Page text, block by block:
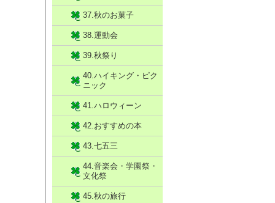
37.秋のお菓子
38.運動会
39.秋祭り
40.ハイキング・ピク
ニック
41.ハロウィーン
42.おすすめの本
43.七五三
44.音楽会・学園祭・
文化祭
45.秋の旅行